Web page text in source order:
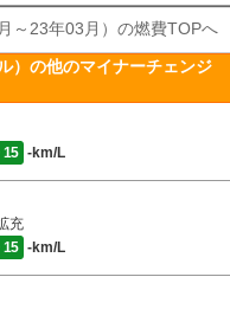
～23年03月）の燃費TOPへ
）の他のマイナーチェンジ
15 -km/L
充
15 -km/L